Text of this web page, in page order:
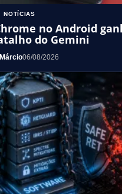
NOTÍCIAS
no Android
do Gemini
06/08/2026